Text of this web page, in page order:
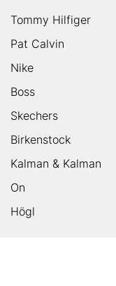
Tommy Hilfiger
Pat Calvin
Nike
Boss
Skechers
Birkenstock
Kalman & Kalman
On
Högl